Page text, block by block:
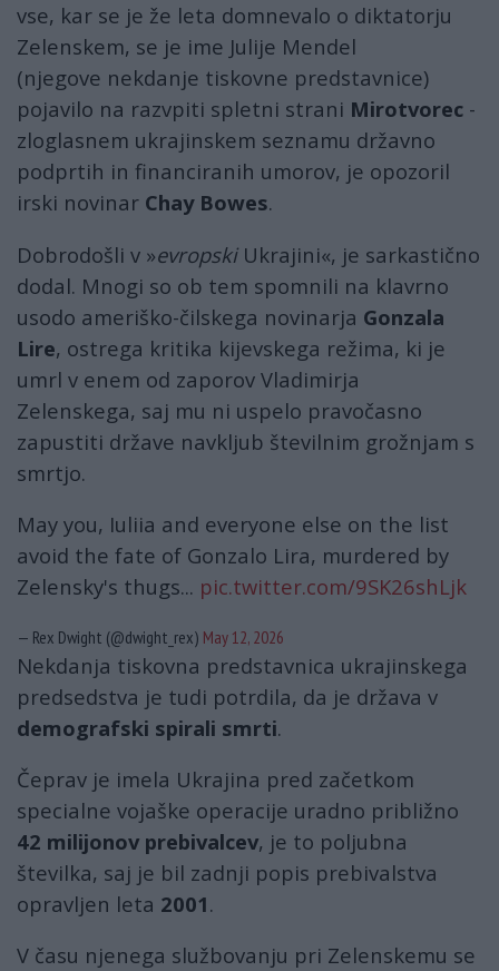
vse, kar se je že leta domnevalo o diktatorju
Zelenskem, se je ime Julije Mendel
(njegove nekdanje tiskovne predstavnice)
pojavilo na razvpiti spletni strani Mirotvorec -
zloglasnem ukrajinskem seznamu državno
podprtih in financiranih umorov, je opozoril
irski novinar Chay Bowes.
Dobrodošli v »evropskiUkrajini«, je sarkastično
dodal. Mnogi so ob tem spomnili na klavrno
usodo ameriško-čilskega novinarja Gonzala
Lire, ostrega kritika kijevskega režima, ki je
umrl v enem od zaporov Vladimirja
Zelenskega, saj mu ni uspelo pravočasno
zapustiti države navkljub številnim grožnjam s
smrtjo.
May you, Iuliia and everyone else on the list
avoid the fate of Gonzalo Lira, murdered by
Zelensky's thugs... pic.twitter.com/9SK26shLjk
— Rex Dwight (@dwight_rex) May 12, 2026
Nekdanja tiskovna predstavnica ukrajinskega
predsedstva je tudi potrdila, da je država v
demografski spirali smrti.
Čeprav je imela Ukrajina pred začetkom
specialne vojaške operacije uradno približno
42 milijonov prebivalcev, je to poljubna
številka, saj je bil zadnji popis prebivalstva
opravljen leta 2001.
V času njenega službovanju pri Zelenskemu se